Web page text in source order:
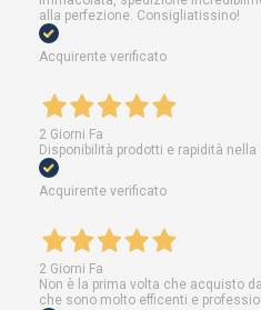
alla perfezione. Consigliatissino!
Acquirente verificato
2 Giorni Fa
Disponibilità prodotti e rapidità
Acquirente verificato
2 Giorni Fa
Non è la prima volta che acquisto
che sono molto efficenti e